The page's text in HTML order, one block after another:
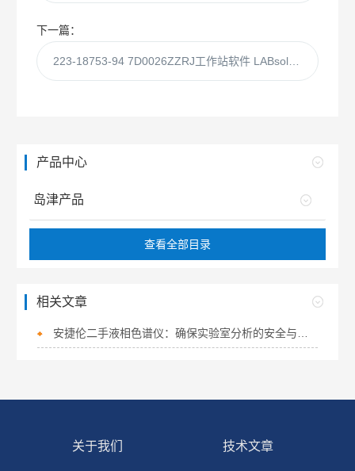
下一篇：
产品中心
岛津产品
查看全部目录
相关文章
关于我们 技术文章